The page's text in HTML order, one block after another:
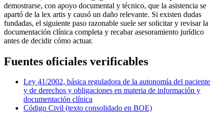
demostrarse, con apoyo documental y técnico, que la asistencia se
apartó de la lex artis y causó un daño relevante. Si existen dudas
fundadas, el siguiente paso razonable suele ser solicitar y revisar la
documentación clínica completa y recabar asesoramiento jurídico
antes de decidir cómo actuar.
Fuentes oficiales verificables
Ley 41/2002, básica reguladora de la autonomía del paciente
y de derechos y obligaciones en materia de información y
documentación clínica
Código Civil (texto consolidado en BOE)